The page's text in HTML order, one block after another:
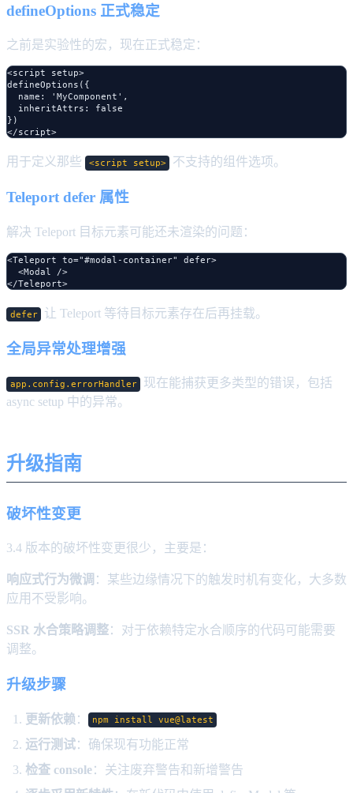
defineOptions 正式稳定
之前是实验性的宏，现在正式稳定：
<script setup>
defineOptions({
  name: 'MyComponent',
  inheritAttrs: false
})
用于定义那些 <script setup> 不支持的组件选项。
Teleport defer 属性
解决 Teleport 目标元素可能还未渲染的问题：
<Teleport to="#modal-container" defer>
  <Modal />
defer 让 Teleport 等待目标元素存在后再挂载。
全局异常处理增强
app.config.errorHandler
现在能捕获更多类型的错误，包括
async setup 中的异常。
升级指南
破坏性变更
3.4 版本的破坏性变更很少，主要是：
响应式行为微调 ：某些边缘情况下的触发时机有变化，大多数
应用不受影响。
SSR 水合策略调整：对于依赖特定水合顺序的代码可能需要
调整。
升级步骤
更新依赖 ： npm install vue@latest
运行测试：确保现有功能正常
检查 console：关注废弃警告和新增警告